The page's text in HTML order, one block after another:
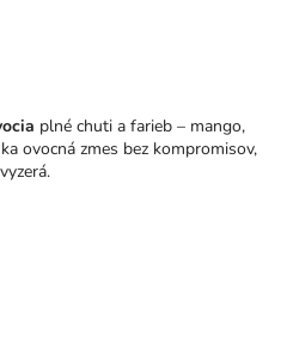
plné chuti a farieb – mango,
ovocná zmes bez kompromisov,